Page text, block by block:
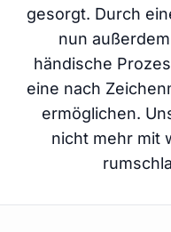
gesorgt. Durch
nun
händische
eine nach
ermöglichen.
nicht mehr mit